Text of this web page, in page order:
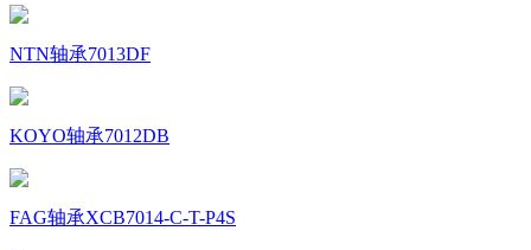
NTN轴承7013DF
KOYO轴承7012DB
FAG轴承XCB7014-C-T-P4S